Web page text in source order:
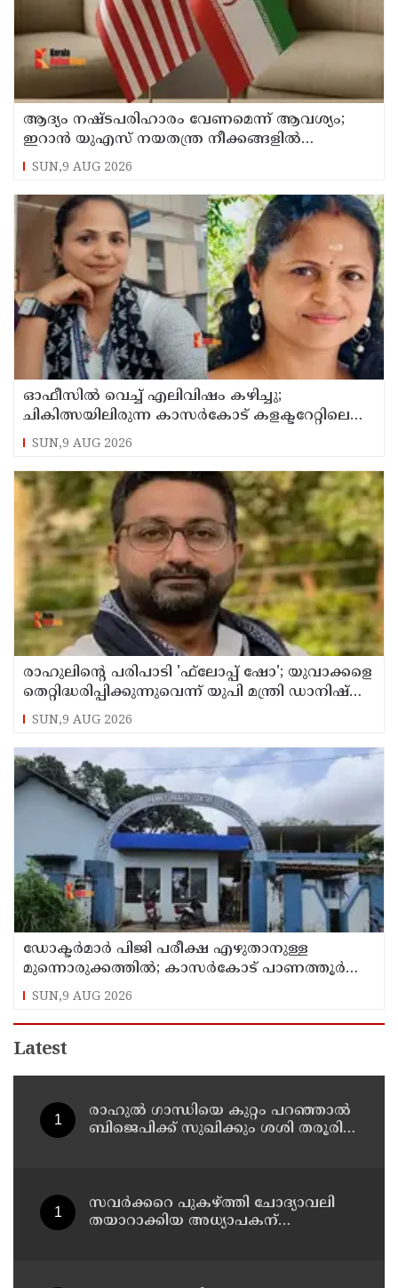
ആദ്യം നഷ്ടപരിഹാരം വേണമെന്ന് ആവശ്യം;
ഇറാന്‍ യുഎസ് നയതന്ത്ര നീക്കങ്ങളില്‍
അനിശ്ചിതത്വം
SUN,9 AUG 2026
ഓഫീസില്‍ വെച്ച് എലിവിഷം കഴിച്ചു;
ചികിത്സയിലിരുന്ന കാസര്‍കോട് കളക്ടറേറ്റിലെ
സീനിയര്‍ ക്ലര്‍ക്ക് മരിച്ചു
SUN,9 AUG 2026
രാഹുലിന്റെ പരിപാടി 'ഫ്‌ലോപ്പ് ഷോ'; യുവാക്കളെ
തെറ്റിദ്ധരിപ്പിക്കുന്നുവെന്ന് യുപി മന്ത്രി ഡാനിഷ്
അന്‍സാരി
SUN,9 AUG 2026
ഡോക്ടര്‍മാര്‍ പിജി പരീക്ഷ എഴുതാനുള്ള
മുന്നൊരുക്കത്തില്‍; കാസര്‍കോട് പാണത്തൂര്‍
കുടുംബാരോഗ്യ കേന്ദ്രം അടച്ചുപൂട്ടി
SUN,9 AUG 2026
Latest
രാഹുല്‍ ഗാന്ധിയെ കുറ്റം പറഞ്ഞാല്‍
ബിജെപിക്ക് സുഖിക്കും ശശി തരൂരിന്
സവര്‍ക്കറെ പുകഴ്ത്തി ചോദ്യാവലി
തയാറാക്കിയ അധ്യാപകന്